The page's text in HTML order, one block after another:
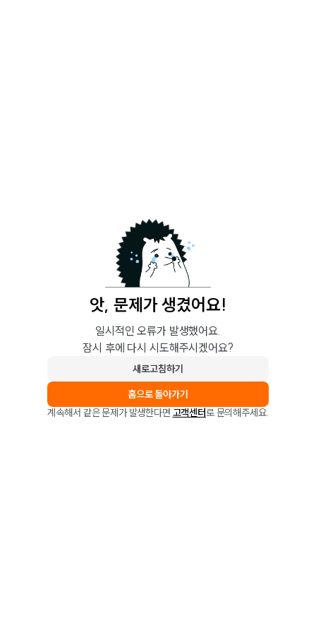
앗, 문제가 생겼어요!
일시적인 오류가 발생했어요.
잠시 후에 다시 시도해주시겠어요?
새로고침하기
홈으로 돌아가기
계속해서 같은 문제가 발생한다면 고객센터로 문의해주세요.